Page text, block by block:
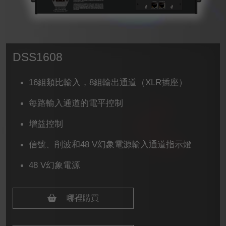
DSS1608
16組類比輸入，8組輸出通道（XLR插座）
每路輸入通道的電平控制
增益控制
信號、削波和48 V幻象電源輸入通道指示燈
48 V幻象電源
哪裡購買